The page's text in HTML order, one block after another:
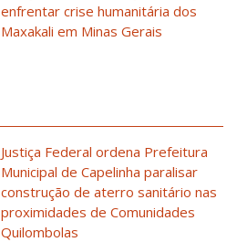
enfrentar crise humanitária dos
Maxakali em Minas Gerais
Justiça Federal ordena Prefeitura
Municipal de Capelinha paralisar
construção de aterro sanitário nas
proximidades de Comunidades
Quilombolas